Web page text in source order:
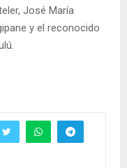
José María
y el reconocido